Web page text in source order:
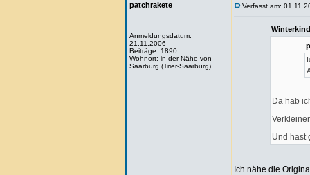
patchrakete
Anmeldungsdatum:
21.11.2006
Beiträge: 1890
Wohnort: in der Nähe von
Saarburg (Trier-Saarburg)
Verfasst am:
Da hab
Und hast
Ich nähe die